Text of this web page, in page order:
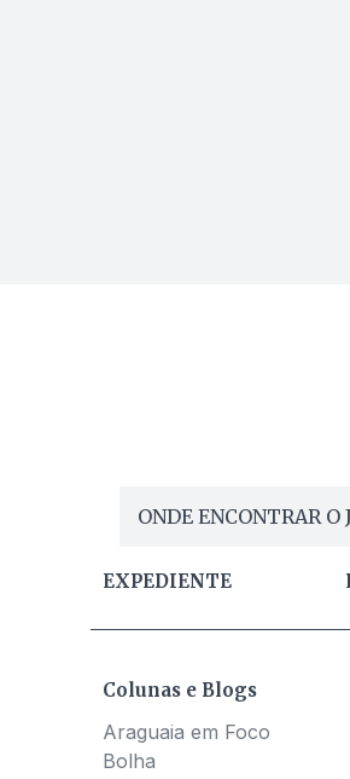
ONDE ENCONTRAR O
EXPEDIENTE
Colunas e Blogs
Araguaia em Foco
Bolha